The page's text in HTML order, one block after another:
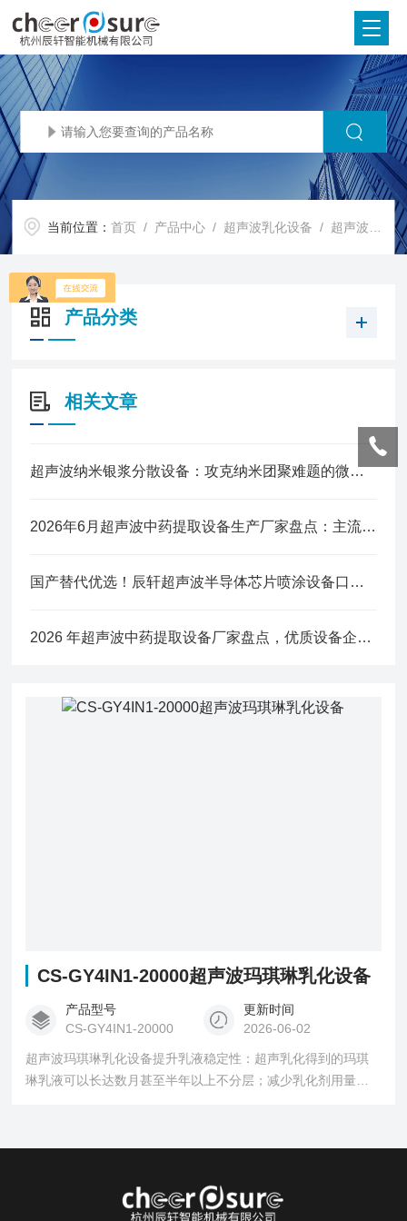
当前位置：首页 / 产品中心 / 超声波乳化设备 / 超声波玛琪琳乳化设备
产品分类
相关文章
超声波纳米银浆分散设备：攻克纳米团聚难题的微观利器
2026年6月超声波中药提取设备生产厂家盘点：主流品牌与优质企业简析
国产替代优选！辰轩超声波半导体芯片喷涂设备口碑与实力双验证
2026 年超声波中药提取设备厂家盘点，优质设备企业综合分析
CS-GY4IN1-20000超声波玛琪琳乳化设备
产品型号
CS-GY4IN1-20000
更新时间
2026-06-02
超声波玛琪琳乳化设备提升乳液稳定性：超声乳化得到的玛琪
琳乳液可以长达数月甚至半年以上不分层；减少乳化剂用量，